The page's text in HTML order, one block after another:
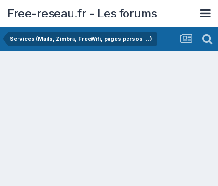
Free-reseau.fr - Les forums
Services (Mails, Zimbra, FreeWifi, pages persos ...)